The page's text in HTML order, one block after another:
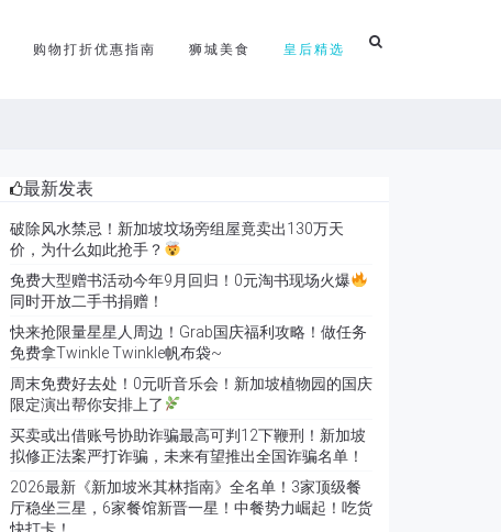
购物打折优惠指南 狮城美食 皇后精选
最新发表
破除风水禁忌！新加坡坟场旁组屋竟卖出130万天
价，为什么如此抢手？
免费大型赠书活动今年9月回归！0元淘书现场火爆
同时开放二手书捐赠！
快来抢限量星星人周边！Grab国庆福利攻略！做任务
免费拿Twinkle Twinkle帆布袋~
周末免费好去处！0元听音乐会！新加坡植物园的国庆
限定演出帮你安排上了
买卖或出借账号协助诈骗最高可判12下鞭刑！新加坡
拟修正法案严打诈骗，未来有望推出全国诈骗名单！
2026最新《新加坡米其林指南》全名单！3家顶级餐
厅稳坐三星，6家餐馆新晋一星！中餐势力崛起！吃货